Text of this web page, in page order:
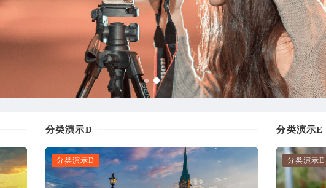
分类演示D
分类演示D
分类演示E
分类演示E